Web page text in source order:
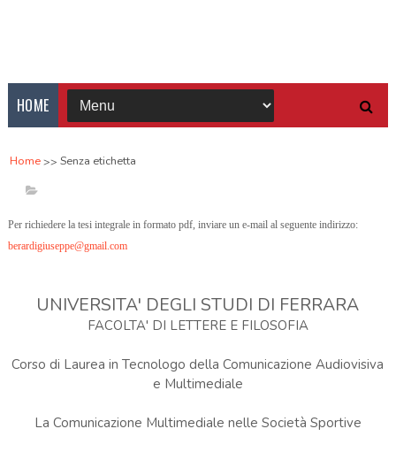
HOME
Home Senza etichetta
Per richiedere la tesi integrale in formato pdf, inviare un e-mail al seguente indirizzo:
berardigiuseppe@gmail.com
UNIVERSITA' DEGLI STUDI DI FERRARA
FACOLTA' DI LETTERE E FILOSOFIA
Corso di Laurea in Tecnologo della Comunicazione Audiovisiva
e Multimediale
La Comunicazione Multimediale nelle Società Sportive